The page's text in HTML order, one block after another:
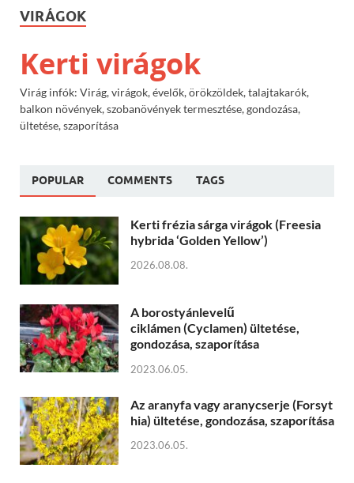
VIRÁGOK
Kerti virágok
Virág infók: Virág, virágok, évelők, örökzöldek, talajtakarók,
balkon növények, szobanövények termesztése, gondozása,
ültetése, szaporítása
POPULAR COMMENTS TAGS
Kerti frézia sárga virágok (Freesia
hybrida ‘Golden Yellow’)
2026.08.08.
A borostyánlevelű
ciklámen (Cyclamen) ültetése,
gondozása, szaporítása
2023.06.05.
Az aranyfa vagy aranycserje (Forsyt
hia) ültetése, gondozása, szaporítása
2023.06.05.